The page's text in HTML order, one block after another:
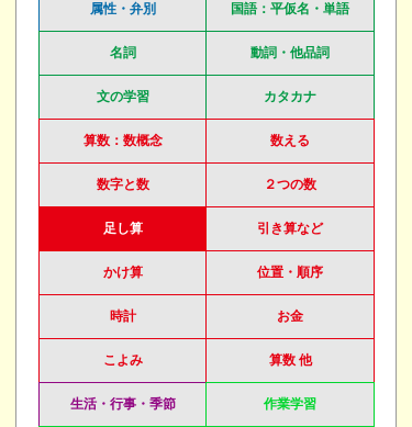
属性・弁別 国語：平仮名・単語
名詞 動詞・他品詞
文の学習 カタカナ
算数：数概念 数える
数字と数 ２つの数
足し算 引き算など
かけ算 位置・順序
時計 お金
こよみ 算数 他
生活・行事・季節 作業学習